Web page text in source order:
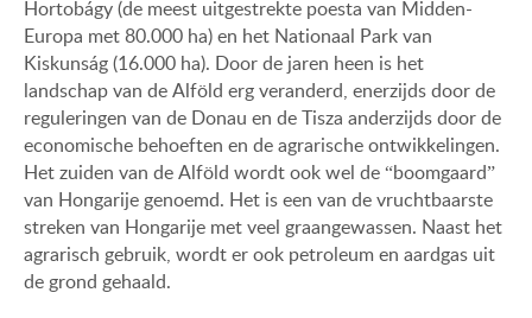
Hortobágy (de meest uitgestrekte poesta van Midden-
Europa met 80.000 ha) en het Nationaal Park van
Kiskunság (16.000 ha). Door de jaren heen is het
landschap van de Alföld erg veranderd, enerzijds door de
reguleringen van de Donau en de Tisza anderzijds door de
economische behoeften en de agrarische ontwikkelingen.
Het zuiden van de Alföld wordt ook wel de “boomgaard”
van Hongarije genoemd. Het is een van de vruchtbaarste
streken van Hongarije met veel graangewassen. Naast het
agrarisch gebruik, wordt er ook petroleum en aardgas uit
de grond gehaald.